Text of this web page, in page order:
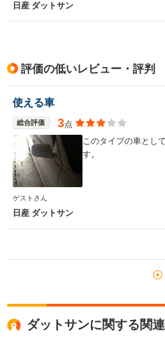
日産 ダットサン
評価の低いレビュー・評判
使える車
総合評価 3点
このタイプの車とし
す。
ゲストさん
日産 ダットサン
ダットサンに関する関